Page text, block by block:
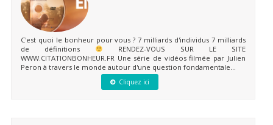
C'est quoi le bonheur pour vous ? 7 milliards d'individus 7 milliards
de définitions
RENDEZ-VOUS SUR LE SITE
WWW.CITATIONBONHEUR.FR Une série de vidéos filmée par Julien
Peron à travers le monde autour d'une question fondamentale...
Cliquez ici